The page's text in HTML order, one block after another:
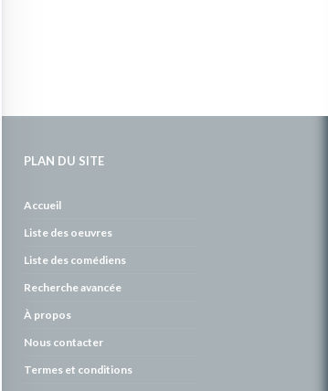
PLAN DU SITE
Accueil
Liste des oeuvres
Liste des comédiens
Recherche avancée
À propos
Nous contacter
Termes et conditions